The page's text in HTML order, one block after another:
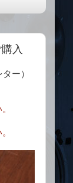
入
ー）